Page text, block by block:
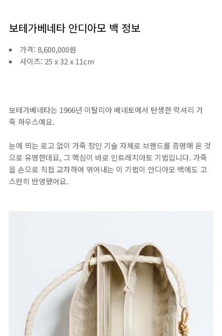
보테가베네타 안디아모 백 정보
가격: 8,600,000원
사이즈: 25 x 32 x 11cm
보테가베네타는 1966년 이탈리아 베네토에서 탄생한 럭셔리 가
죽 하우스예요.
눈에 띄는 로고 없이 가죽 장인 기술 자체로 브랜드를 증명해 온 것
으로 유명한데요, 그 핵심이 바로 인트레치아토 기법입니다. 가죽
을 손으로 직접 교차하여 엮어내는 이 기법이 안디아모 백에도 고
스란히 반영됐어요.